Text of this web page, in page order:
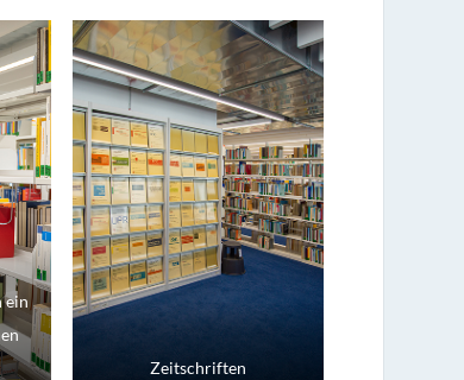
ein
Zeitschriften